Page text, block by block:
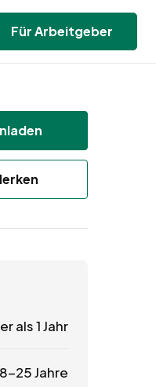
Für Arbeitgeber
als 1 Jahr
25 Jahre